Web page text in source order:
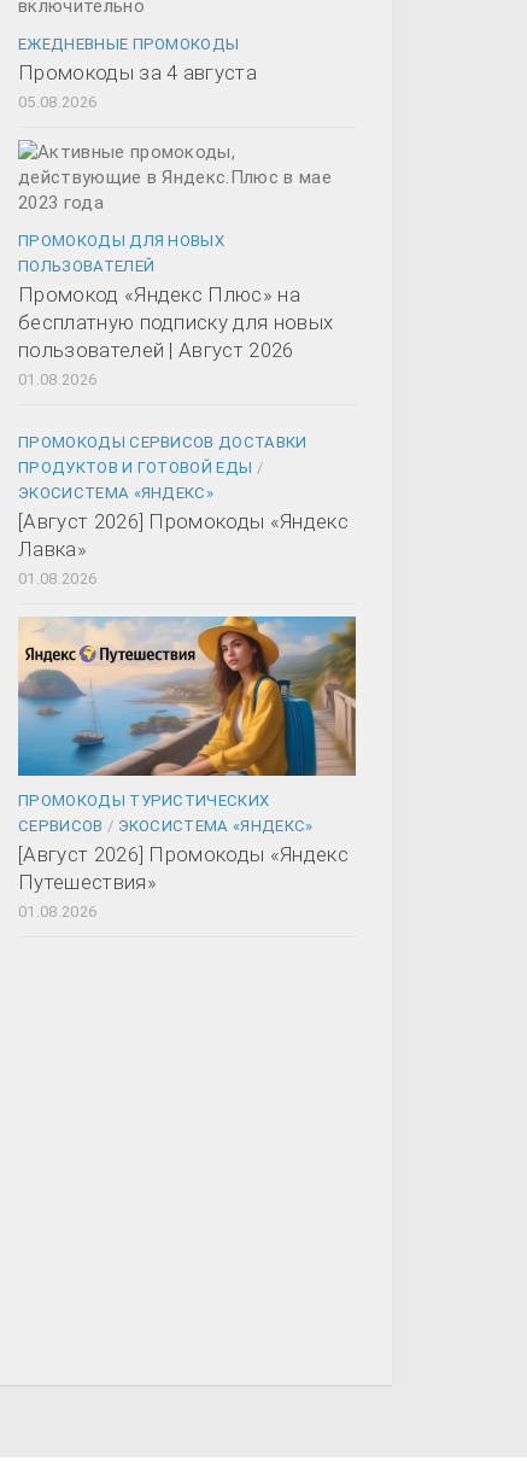
ЕЖЕДНЕВНЫЕ ПРОМОКОДЫ
Промокоды за 4 августа
05.08.2026
ПРОМОКОДЫ ДЛЯ НОВЫХ
ПОЛЬЗОВАТЕЛЕЙ
Промокод «Яндекс Плюс» на
бесплатную подписку для новых
пользователей | Август 2026
01.08.2026
ПРОМОКОДЫ СЕРВИСОВ ДОСТАВКИ
ПРОДУКТОВ И ГОТОВОЙ ЕДЫ /
ЭКОСИСТЕМА «ЯНДЕКС»
[Август 2026] Промокоды «Яндекс
Лавка»
01.08.2026
ПРОМОКОДЫ ТУРИСТИЧЕСКИХ
СЕРВИСОВ / ЭКОСИСТЕМА «ЯНДЕКС»
[Август 2026] Промокоды «Яндекс
Путешествия»
01.08.2026